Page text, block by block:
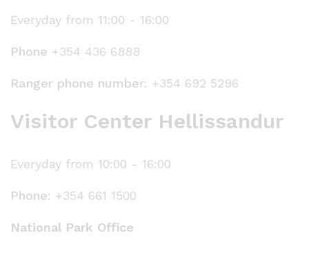
Everyday from 11:00 - 16:00
Phone +354 436 6888
Ranger phone number: +354 692 5296
Visitor Center Hellissandur
Everyday from 10:00 - 16:00
Phone: +354 661 1500
National Park Office